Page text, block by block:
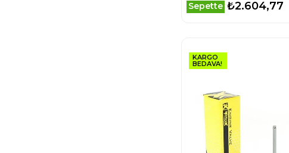
Sepette ₺2.604,77
KARGO
BEDAVA!